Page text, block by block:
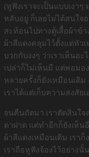
(หูฟังเราจะเป็นแบบเงา
หลับอยู่ ก็เลยไม่ได้สนใจ
สะท้อนไปทางตู้เสื้อผ้าข้า
ผ้าสีแดงคลุมไว้ตั้งแต่หัว
บวกกับงงๆ ว่าเราเห็นอ
เปล่าก็ไม่เห็นมี แต่พอม
หลายครั้งก็ยังเหมือนเดิ
เราได้แต่เก็บความสงสัย
จนคืนถัดมา เราตัดสินใจ
ตาฝาด แต่ทำอีกก็ยังเห็น
ผ้าสีแดงเหมือนเดิม เรา
เราถือหูฟังจ้องไว้อย่างนั้